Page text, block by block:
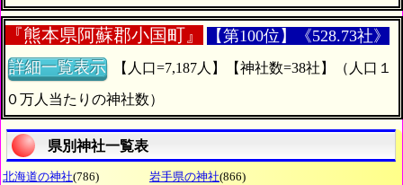
『熊本県阿蘇郡小国町』
【第100位】《528.73社》
詳細一覧表示
０万人当たりの神社数）
県別神社一覧表
北海道の神社(786) 岩手県の神社(866)